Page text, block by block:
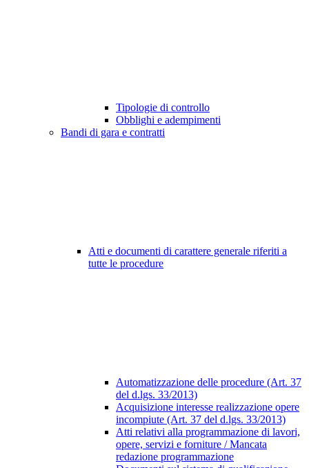
Tipologie di controllo
Obblighi e adempimenti
Bandi di gara e contratti
Atti e documenti di carattere generale riferiti a
tutte le procedure
Automatizzazione delle procedure (Art. 37
del d.lgs. 33/2013)
Acquisizione interesse realizzazione opere
incompiute (Art. 37 del d.lgs. 33/2013)
Atti relativi alla programmazione di lavori,
opere, servizi e forniture / Mancata
redazione programmazione